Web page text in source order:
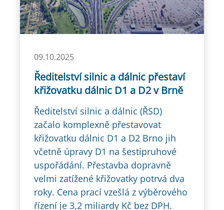
09.10.2025
Ředitelství silnic a dálnic přestaví
křižovatku dálnic D1 a D2 v Brně
Ředitelství silnic a dálnic (ŘSD)
začalo komplexně přestavovat
křižovatku dálnic D1 a D2 Brno jih
včetně úpravy D1 na šestipruhové
uspořádání. Přestavba dopravně
velmi zatížené křižovatky potrvá dva
roky. Cena prací vzešlá z výběrového
řízení je 3,2 miliardy Kč bez DPH.